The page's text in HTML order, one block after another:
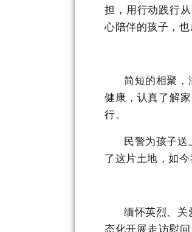
担，用行动践行
心陪伴的孩子，也
简短的相聚，
健康，认真了解
行。
民警为孩子
了这片土地，如今
缅怀英烈、关
态化开展走访慰